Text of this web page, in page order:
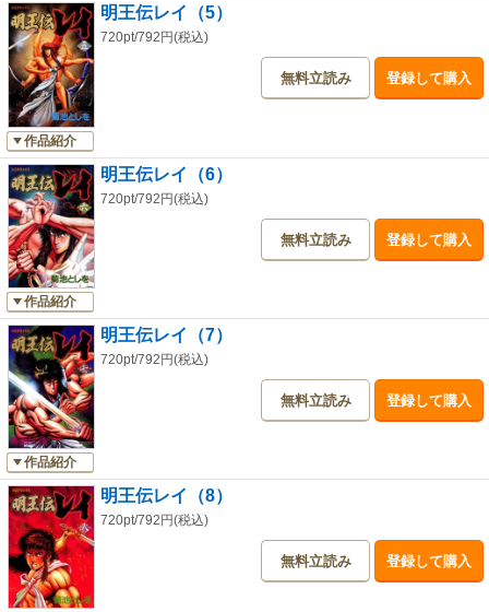
作品紹介
明王伝レイ（5）
720pt/792円(税込)
無料立読み 登録して購入
作品紹介
明王伝レイ（6）
720pt/792円(税込)
無料立読み 登録して購入
作品紹介
明王伝レイ（7）
720pt/792円(税込)
無料立読み 登録して購入
明王伝レイ（8）
720pt/792円(税込)
無料立読み 登録して購入